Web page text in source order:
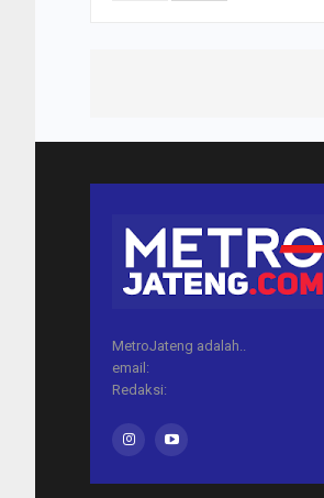
MetroJateng adalah..
email:
Redaksi: